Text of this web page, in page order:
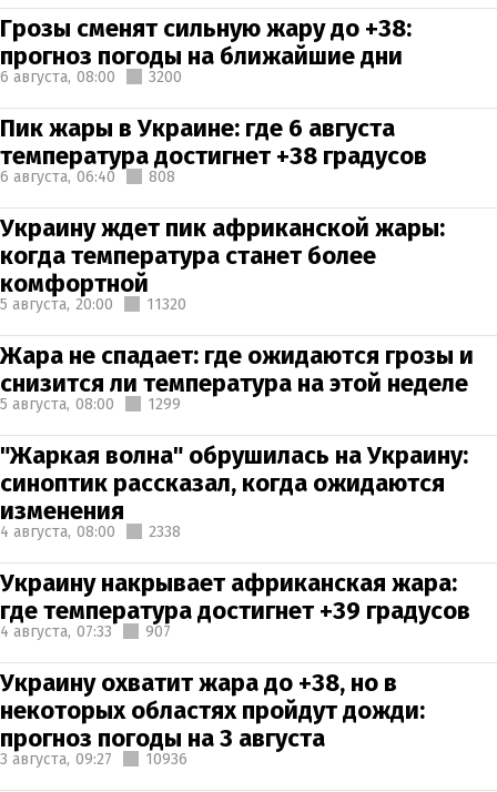
Грозы сменят сильную жару до +38:
прогноз погоды на ближайшие дни
6 августа, 08:00 3200
Пик жары в Украине: где 6 августа
температура достигнет +38 градусов
6 августа, 06:40 808
Украину ждет пик африканской жары:
когда температура станет более
комфортной
5 августа, 20:00 11320
Жара не спадает: где ожидаются грозы и
снизится ли температура на этой неделе
5 августа, 08:00 1299
"Жаркая волна" обрушилась на Украину:
синоптик рассказал, когда ожидаются
изменения
4 августа, 08:00 2338
Украину накрывает африканская жара:
где температура достигнет +39 градусов
4 августа, 07:33 907
Украину охватит жара до +38, но в
некоторых областях пройдут дожди:
прогноз погоды на 3 августа
3 августа, 09:27 10936